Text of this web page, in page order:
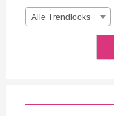
Alle Trendlooks